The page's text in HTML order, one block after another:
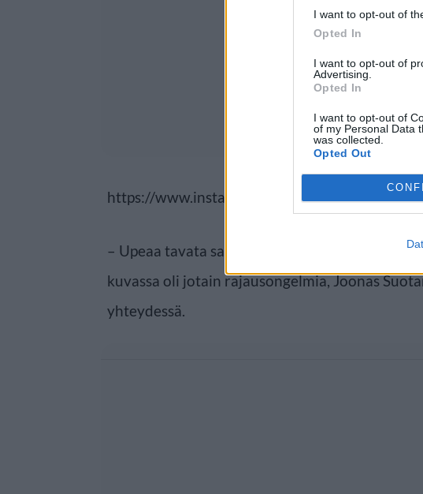
I want to opt-out of
Opted In
I want to opt-out of
Advertising.
Opted In
I want to opt-out of
of my Personal Data
was collected.
Opted Out
https://www.instagram.com/p/Bi-9kRHgDkE/
– Upeaa tavata sankarini, Taru sormusten
kuvassa oli jotain rajausongelmia, Joonas
yhteydessä.